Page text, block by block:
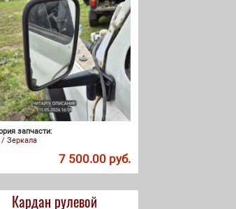
запчасти:
/ Зеркала
7 500.00 руб.
Кардан рулевой